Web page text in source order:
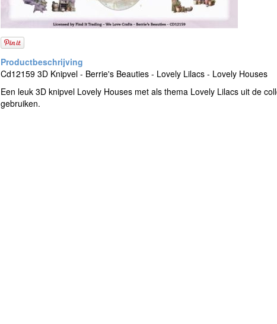
Cd12159 3D Knipvel - Berrie's Beauties - Lovely Lilacs - Lovely Houses
Een leuk 3D knipvel Lovely Houses met als thema Lovely Lilacs uit de
gebruiken.